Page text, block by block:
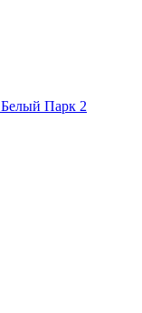
Парк 2